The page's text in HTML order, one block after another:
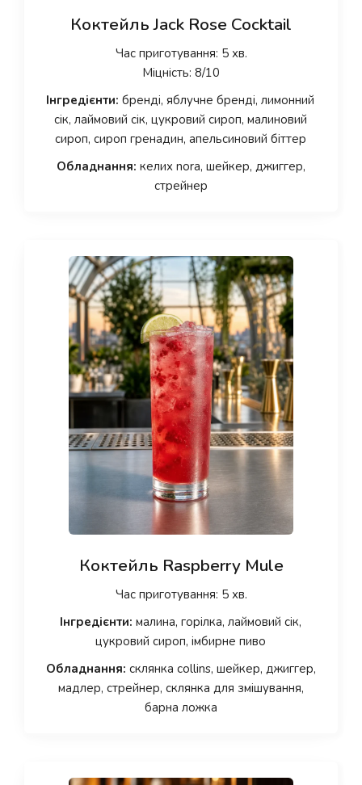
Коктейль Jack Rose Cocktail
Час приготування: 5 хв.
Міцність: 8/10
Інгредієнти: бренді, яблучне бренді, лимонний
сік, лаймовий сік, цукровий сироп, малиновий
сироп, сироп гренадин, апельсиновий біттер
Обладнання: келих nora, шейкер, джиггер,
стрейнер
Коктейль Raspberry Mule
Час приготування: 5 хв.
Інгредієнти: малина, горілка, лаймовий сік,
цукровий сироп, імбирне пиво
Обладнання: склянка collins, шейкер, джиггер,
мадлер, стрейнер, склянка для змішування,
барна ложка